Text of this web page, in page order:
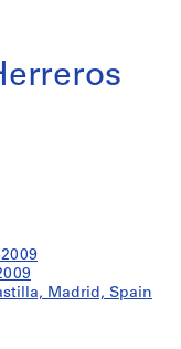
Madrid, Spain